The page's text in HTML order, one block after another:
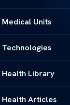
Medical Units
Technologies
Health Library
Health Articles
Published by
Πως γίνεται η